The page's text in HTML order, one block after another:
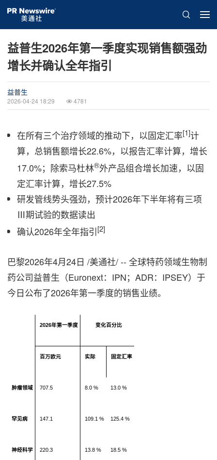
益普生2026年第一季度实现销售额强劲
增长并确认全年指引
益普生
2026-04-24 18:29 4781
在所有三个治疗领域的推动下，以固定汇率[1]计
算，总销售额增长22.6%，以报告汇率计算，增长
17.0%；除索马杜林®外产品组合增长加速，以固
定汇率计算，增长27.5%
研发管线势头强劲，预计2026年下半年将有三项
Ⅲ期试验的数据读出
确认2026年全年指引[2]
巴黎2026年4月24日 /美通社/ -- 全球特药领域生物制
药公司益普生（Euronext：IPN；ADR：IPSEY）于
今日公布了2026年第一季度的销售业绩。
2026年第一季度 变化百分比
百万欧元 实际 固定汇率
肿瘤领域 707.5 8.0 % 13.0 %
罕见病 147.1 109.1 % 125.4 %
神经科学 220.3 13.8 % 18.5 %